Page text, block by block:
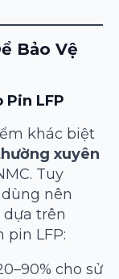
Bảo Vệ
Pin LFP
khác biệt
xuyên
Tuy
nên
trên
pin LFP:
cho sử